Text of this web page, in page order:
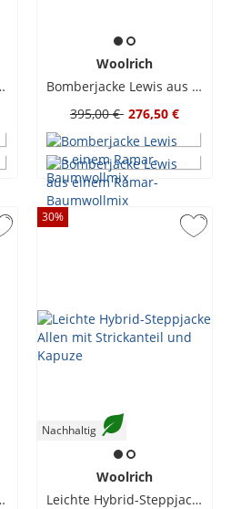
Gewebe
Woolrich
Bomberjacke Lewis aus einem Ramar-Baumwollmix
395,00 € 276,50 €
mit Brusttaschen
30%
Nachhaltig
Woolrich
Leichte Hybrid-Steppjacke Allen mit Strickanteil und Kapuze